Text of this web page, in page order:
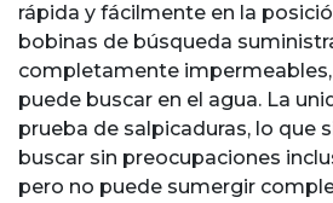
rápida y fácilmente en la
bobinas de búsqueda
completamente
puede buscar en el agua. La
prueba de salpicaduras, lo que
buscar sin preocupaciones
pero no puede sumergir